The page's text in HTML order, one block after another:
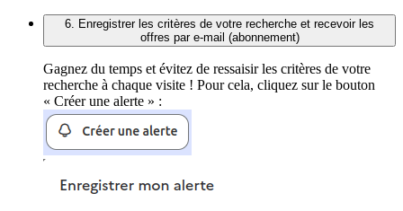
6. Enregistrer les critères de votre recherche et recevoir les
offres par e-mail (abonnement)
Gagnez du temps et évitez de ressaisir les critères de votre
recherche à chaque visite ! Pour cela, cliquez sur le bouton
« Créer une alerte » :